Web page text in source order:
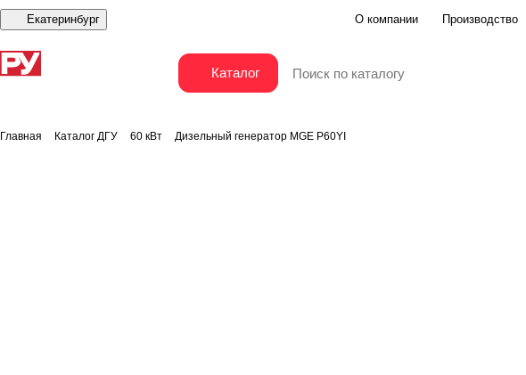
Екатеринбург О компании Производство
Каталог
Главная Каталог ДГУ 60 кВт Дизельный генератор MGE P60YI
Дизельный генератор MGE P60YI